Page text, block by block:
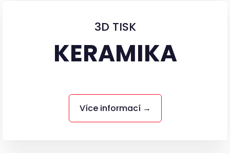
3D TISK
KERAMIKA
Více informací →